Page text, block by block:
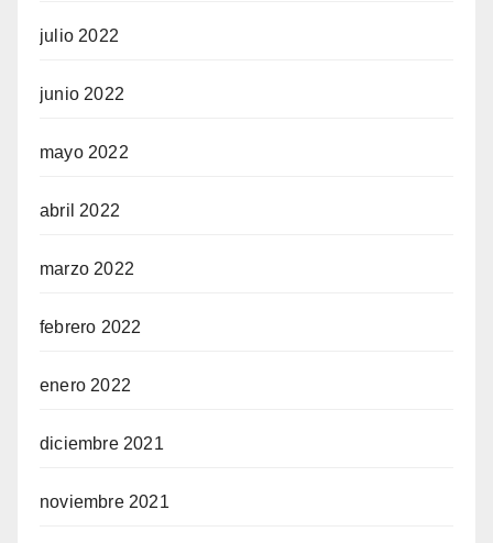
julio 2022
junio 2022
mayo 2022
abril 2022
marzo 2022
febrero 2022
enero 2022
diciembre 2021
noviembre 2021